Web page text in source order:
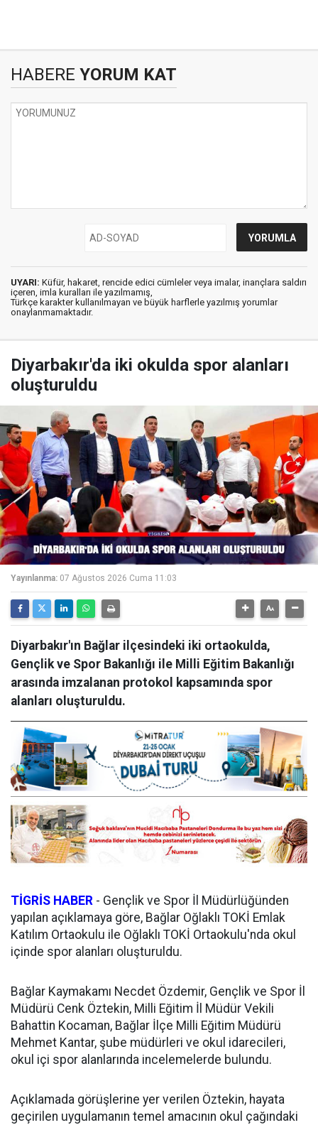
HABERE YORUM KAT
UYARI: Küfür, hakaret, rencide edici cümleler veya imalar, inançlara saldırı
içeren, imla kuralları ile yazılmamış,
Türkçe karakter kullanılmayan ve büyük harflerle yazılmış yorumlar
onaylanmamaktadır.
Diyarbakır'da iki okulda spor alanları
oluşturuldu
Yayınlanma: 07 Ağustos 2026 Cuma 11:03
Diyarbakır'ın Bağlar ilçesindeki iki ortaokulda,
Gençlik ve Spor Bakanlığı ile Milli Eğitim Bakanlığı
arasında imzalanan protokol kapsamında spor
alanları oluşturuldu.
TİGRİS HABER - Gençlik ve Spor İl Müdürlüğünden
yapılan açıklamaya göre, Bağlar Oğlaklı TOKİ Emlak
Katılım Ortaokulu ile Oğlaklı TOKİ Ortaokulu'nda okul
içinde spor alanları oluşturuldu.
Bağlar Kaymakamı Necdet Özdemir, Gençlik ve Spor İl
Müdürü Cenk Öztekin, Milli Eğitim İl Müdür Vekili
Bahattin Kocaman, Bağlar İlçe Milli Eğitim Müdürü
Mehmet Kantar, şube müdürleri ve okul idarecileri,
okul içi spor alanlarında incelemelerde bulundu.
Açıklamada görüşlerine yer verilen Öztekin, hayata
geçirilen uygulamanın temel amacının okul çağındaki